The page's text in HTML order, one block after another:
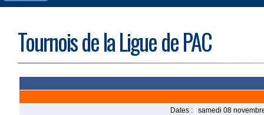
Tournois de la Ligue de PAC
Dates :
samedi 08